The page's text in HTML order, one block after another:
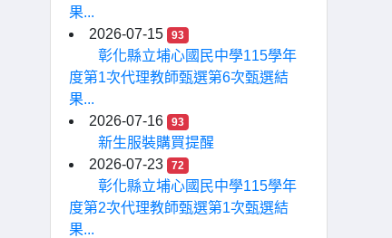
果...
2026-07-15
93
彰化縣立埔心國民中學115學年
度第1次代理教師甄選第6次甄選結
果...
2026-07-16
93
新生服裝購買提醒
2026-07-23
72
彰化縣立埔心國民中學115學年
度第2次代理教師甄選第1次甄選結
果...